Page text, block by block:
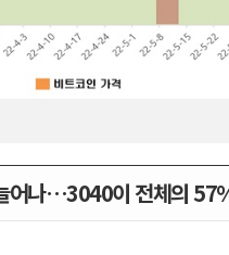
어나…3040이 전체의